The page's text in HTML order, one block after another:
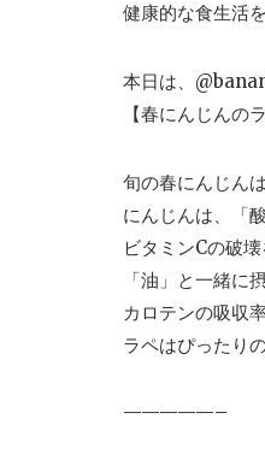
健康的な食生活
本日は、
【春にんじんの
旬の春にんじんは
にんじんは、「
ビタミンCの破壊
「油 」と一緒に
カロテンの吸収
ラペはぴったり
—————–